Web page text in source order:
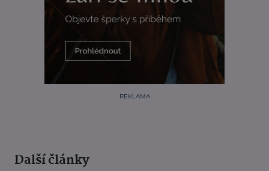
REKLAMA
Další články